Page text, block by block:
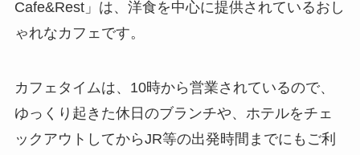
Cafe&Rest」は、洋食を中心に提供されているおし
ゃれなカフェです。
カフェタイムは、10時から営業されているので、
ゆっくり起きた休日のブランチや、ホテルをチェ
ックアウトしてからJR等の出発時間までにもご利